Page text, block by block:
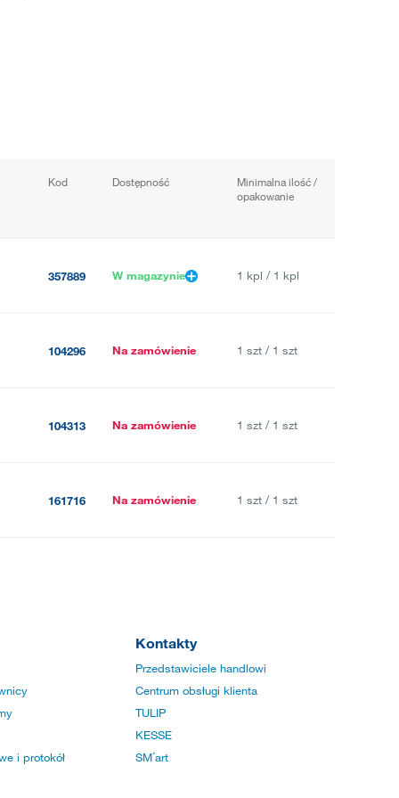
Kod Dostępność
Minimalna ilość /
opakowanie
357889 W magazynie 1 kpl / 1 kpl
104296 Na zamówienie 1 szt / 1 szt
104313 Na zamówienie 1 szt / 1 szt
161716 Na zamówienie 1 szt / 1 szt
i protokół
Kontakty
Przedstawiciele handlowi
Centrum obsługi klienta
TULIP
KESSE
SM´art